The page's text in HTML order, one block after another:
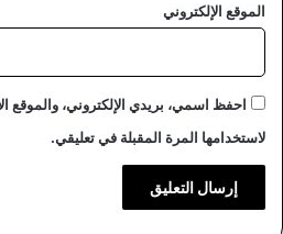
الموقع الإلكتروني
احفظ اسمي، بريدي الإلكتروني، والموقع
لاستخدامها المرة المقبلة في تعليقي.